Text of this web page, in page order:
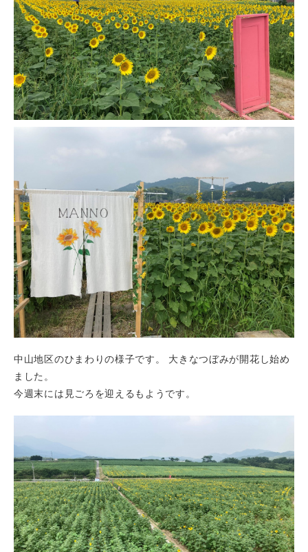
中山地区のひまわりの様子です。 大きなつぼみが開花し始め
ました。
今週末には見ごろを迎えるもようです。